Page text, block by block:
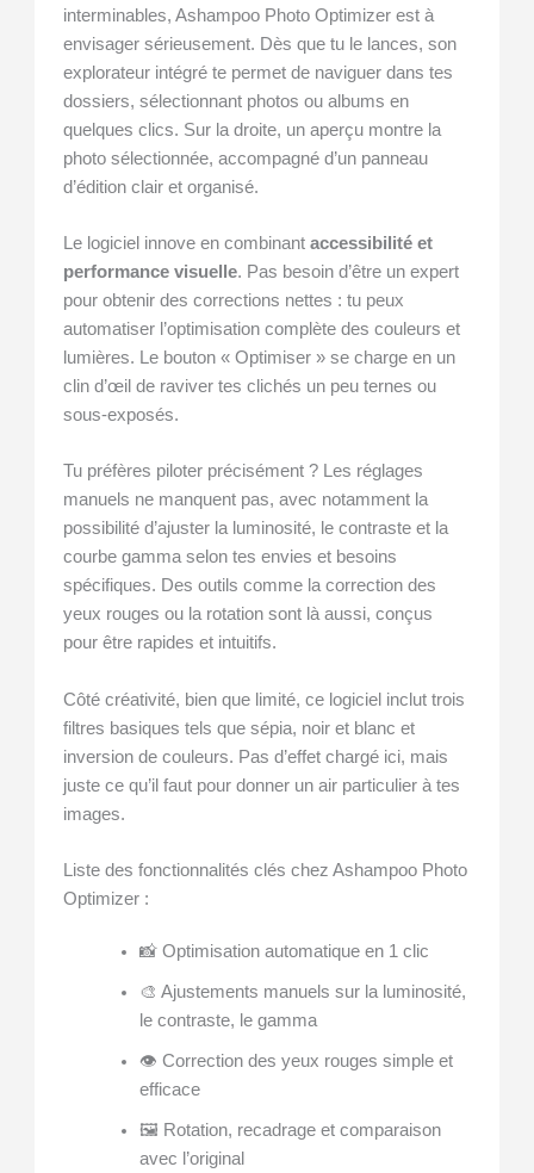
interminables, Ashampoo Photo Optimizer est à
envisager sérieusement. Dès que tu le lances, son
explorateur intégré te permet de naviguer dans tes
dossiers, sélectionnant photos ou albums en
quelques clics. Sur la droite, un aperçu montre la
photo sélectionnée, accompagné d’un panneau
d’édition clair et organisé.
Le logiciel innove en combinantaccessibilité et
performance visuelle. Pas besoin d’être un expert
pour obtenir des corrections nettes : tu peux
automatiser l’optimisation complète des couleurs et
lumières. Le bouton « Optimiser » se charge en un
clin d’œil de raviver tes clichés un peu ternes ou
sous-exposés.
Tu préfères piloter précisément ? Les réglages
manuels ne manquent pas, avec notamment la
possibilité d’ajuster la luminosité, le contraste et la
courbe gamma selon tes envies et besoins
spécifiques. Des outils comme la correction des
yeux rouges ou la rotation sont là aussi, conçus
pour être rapides et intuitifs.
Côté créativité, bien que limité, ce logiciel inclut trois
filtres basiques tels que sépia, noir et blanc et
inversion de couleurs. Pas d’effet chargé ici, mais
juste ce qu’il faut pour donner un air particulier à tes
images.
Liste des fonctionnalités clés chez Ashampoo Photo
Optimizer :
📸 Optimisation automatique en 1 clic
🎨 Ajustements manuels sur la luminosité,
le contraste, le gamma
👁️ Correction des yeux rouges simple et
efficace
🖼️ Rotation, recadrage et comparaison
avec l’original